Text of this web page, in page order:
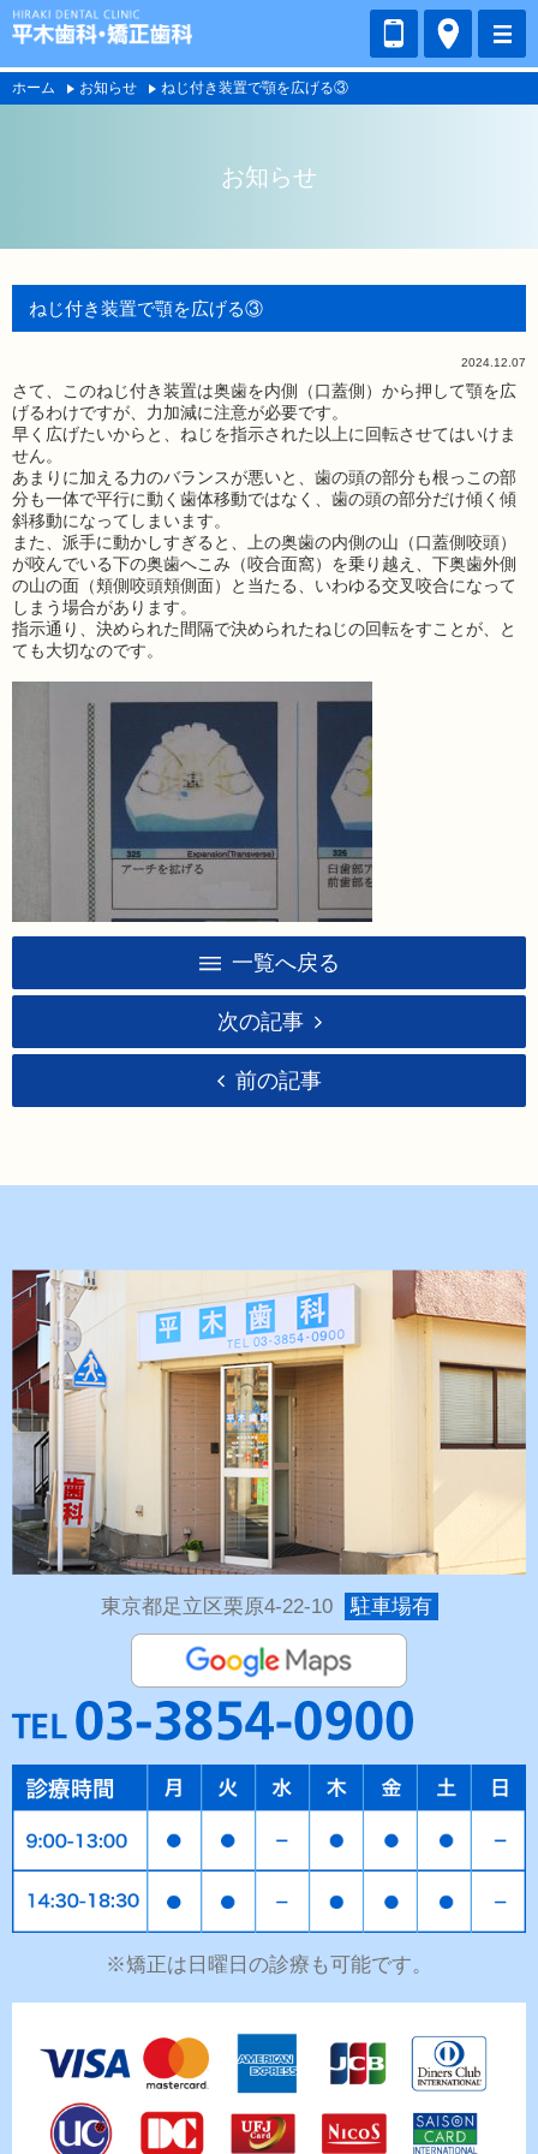
ホーム お知らせ ねじ付き装置で顎を広げる③
お知らせ
ねじ付き装置で顎を広げる③
2024.12.07
さて、このねじ付き装置は奥歯を内側（口蓋側）から押して顎を広
げるわけですが、力加減に注意が必要です。
早く広げたいからと、ねじを指示された以上に回転させてはいけま
せん。
あまりに加える力のバランスが悪いと、歯の頭の部分も根っこの部
分も一体で平行に動く歯体移動ではなく、歯の頭の部分だけ傾く傾
斜移動になってしまいます。
また、派手に動かしすぎると、上の奥歯の内側の山（口蓋側咬頭）
が咬んでいる下の奥歯へこみ（咬合面窩）を乗り越え、下奥歯外側
の山の面（頬側咬頭頬側面）と当たる、いわゆる交叉咬合になって
しまう場合があります。
指示通り、決められた間隔で決められたねじの回転をすことが、と
ても大切なのです。
一覧へ戻る
次の記事
前の記事
東京都足立区栗原4-22-10 駐車場有
※矯正は日曜日の診療も可能です。